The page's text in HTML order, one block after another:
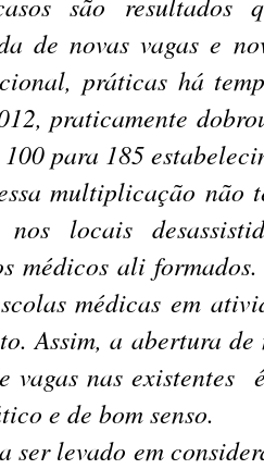
de novas vagas e
práticas há
praticamente
para 185
multiplicação não
nos locais
médicos ali
médicas em
Assim, a abertura
vagas nas existentes
e de bom senso.
ser levado em